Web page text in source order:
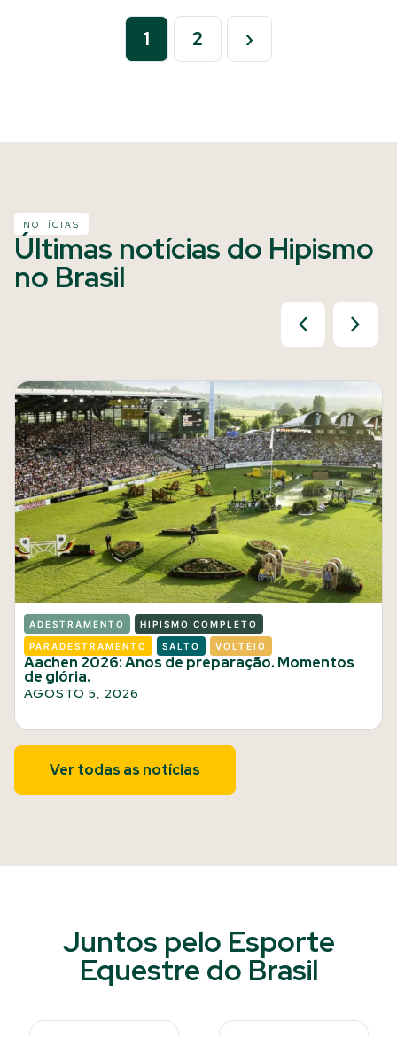
1 2 ›
NOTÍCIAS
Últimas notícias do Hipismo
no Brasil
ADESTRAMENTO HIPISMO COMPLETO
PARADESTRAMENTO SALTO VOLTEIO
Aachen 2026: Anos de preparação. Momentos
de glória.
AGOSTO 5, 2026
Ver todas as notícias
Juntos pelo Esporte
Equestre do Brasil